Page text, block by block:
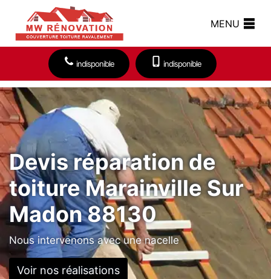
MENU
indisponible indisponible
Devis réparation de
toiture Marainville Sur
Madon 88130
Nous intervenons avec une nacelle
Voir nos réalisations